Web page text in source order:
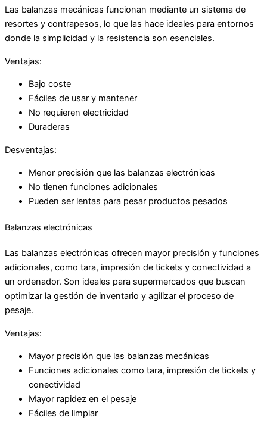
Las balanzas mecánicas funcionan mediante un sistema de
resortes y contrapesos, lo que las hace ideales para entornos
donde la simplicidad y la resistencia son esenciales.
Ventajas:
Bajo coste
Fáciles de usar y mantener
No requieren electricidad
Duraderas
Desventajas:
Menor precisión que las balanzas electrónicas
No tienen funciones adicionales
Pueden ser lentas para pesar productos pesados
Balanzas electrónicas
Las balanzas electrónicas ofrecen mayor precisión y funciones
adicionales, como tara, impresión de tickets y conectividad a
un ordenador. Son ideales para supermercados que buscan
optimizar la gestión de inventario y agilizar el proceso de
pesaje.
Ventajas:
Mayor precisión que las balanzas mecánicas
Funciones adicionales como tara, impresión de tickets y
conectividad
Mayor rapidez en el pesaje
Fáciles de limpiar